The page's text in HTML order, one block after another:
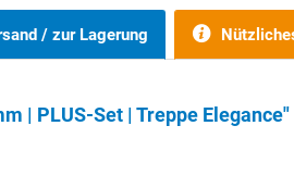
/ zur Lagerung
| PLUS-Set | Treppe Elegance"